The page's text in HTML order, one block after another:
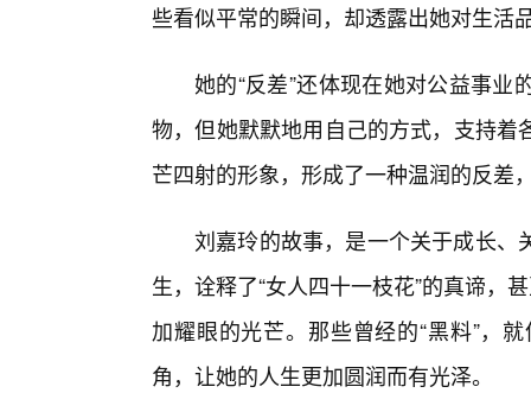
些看似平常的瞬间，却透露出她对生活
她的“反差”还体现在她对公益事
物，但她默默地用自己的方式，支持
芒四射的形象，形成了一种温润的反差
刘嘉玲的故事，是一个关于成长、
生，诠释了“女人四十一枝花”的真谛，
加耀眼的光芒。那些曾经的“黑料”，
角，让她的人生更加圆润而有光泽。